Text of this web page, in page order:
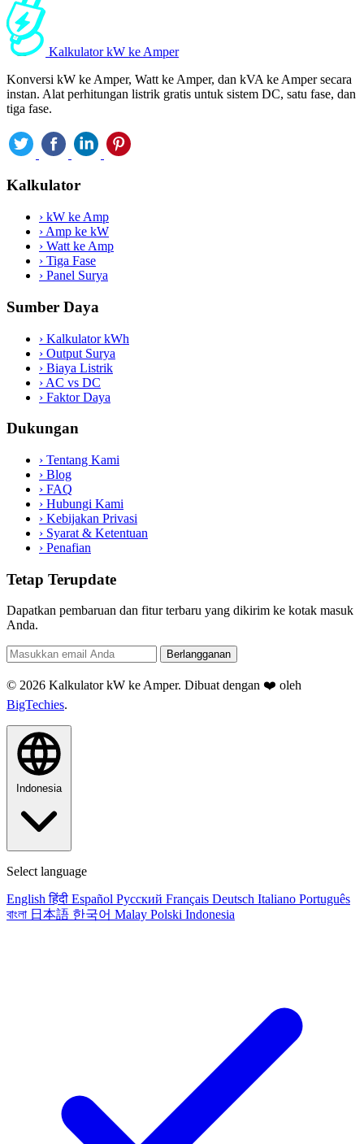
Kalkulator kW ke Amper
Konversi kW ke Amper, Watt ke Amper, dan kVA ke Amper secara
instan. Alat perhitungan listrik gratis untuk sistem DC, satu fase, dan
tiga fase.
Kalkulator
› kW ke Amp
› Amp ke kW
› Watt ke Amp
› Tiga Fase
› Panel Surya
Sumber Daya
› Kalkulator kWh
› Output Surya
› Biaya Listrik
› AC vs DC
› Faktor Daya
Dukungan
› Tentang Kami
› Blog
› FAQ
› Hubungi Kami
› Kebijakan Privasi
› Syarat & Ketentuan
› Penafian
Tetap Terupdate
Dapatkan pembaruan dan fitur terbaru yang dikirim ke kotak masuk
Anda.
Berlangganan
© 2026 Kalkulator kW ke Amper. Dibuat dengan ❤️ oleh
BigTechies.
Indonesia
Select language
English हिंदी Español Русский Français Deutsch Italiano Português
বাংলা 日本語 한국어 Malay Polski Indonesia